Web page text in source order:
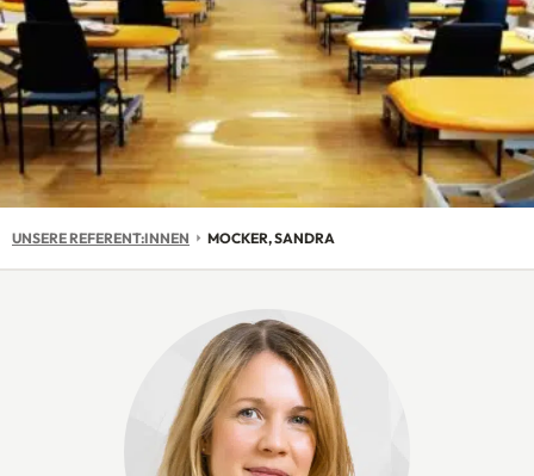
UNSERE REFERENT:INNEN AKTUELL: MOCKER, SANDRA
MOCKER, SANDRA